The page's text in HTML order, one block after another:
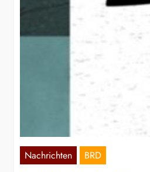
Nachrichten BRD